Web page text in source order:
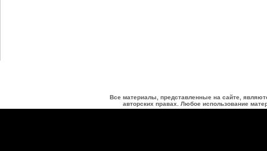
Все материалы, представленные на сайте,
авторских правах. Любое использование